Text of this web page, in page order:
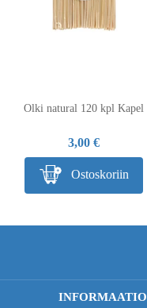
Olki natural 120 kpl Kapel
3,00 €
Ostoskoriin
INFORMAATIO